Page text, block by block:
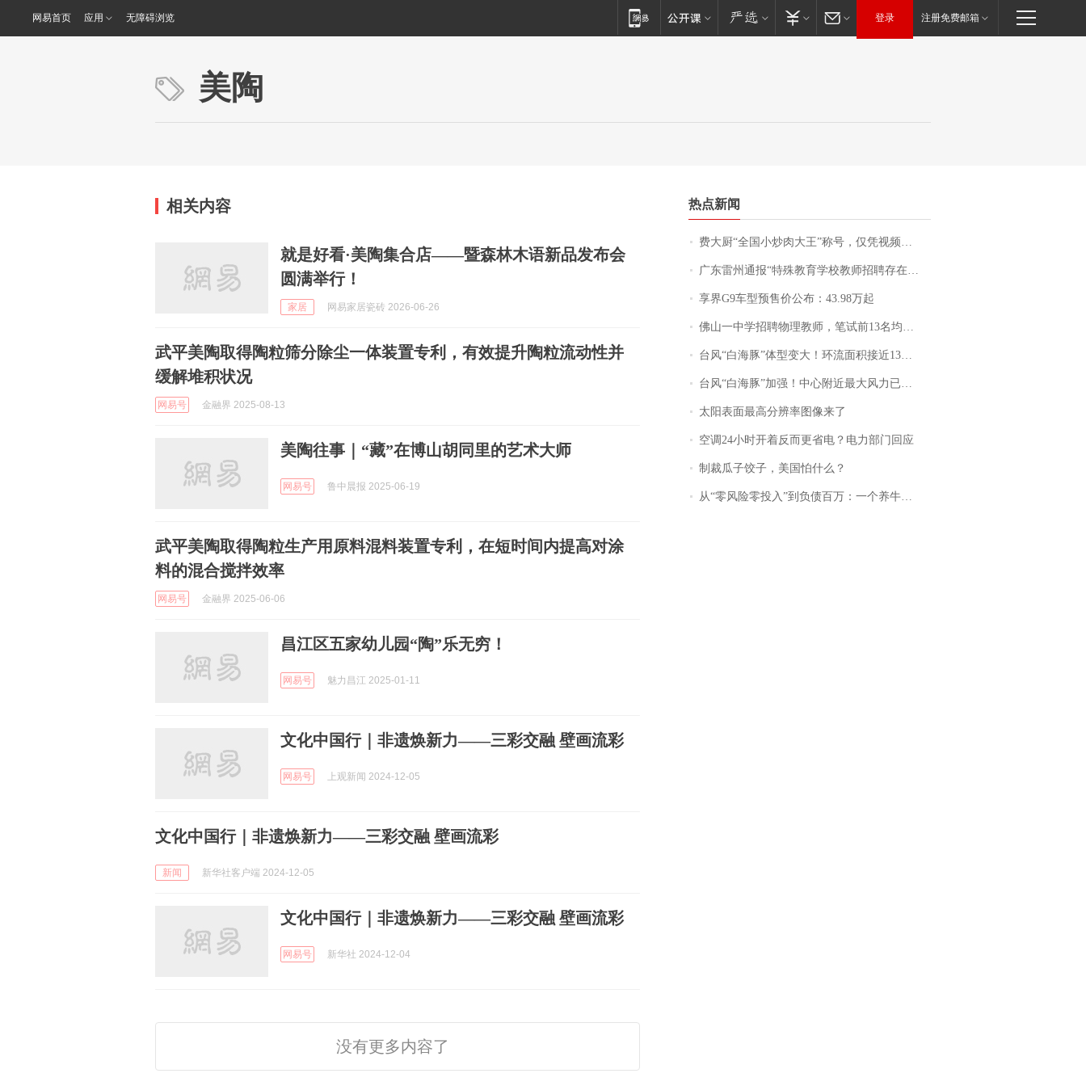
网易首页 应用 无障碍浏览 登录 注册免费邮箱
美陶
相关内容
就是好看·美陶集合店——暨森林木语新品发布会
圆满举行！
家居 网易家居瓷砖 2026-06-26
武平美陶取得陶粒筛分除尘一体装置专利，有效提升陶粒流动性并
缓解堆积状况
网易号 金融界 2025-08-13
美陶往事｜“藏”在博山胡同里的艺术大师
网易号 鲁中晨报 2025-06-19
武平美陶取得陶粒生产用原料混料装置专利，在短时间内提高对涂
料的混合搅拌效率
网易号 金融界 2025-06-06
昌江区五家幼儿园“陶”乐无穷！
网易号 魅力昌江 2025-01-11
文化中国行｜非遗焕新力——三彩交融 壁画流彩
网易号 上观新闻 2024-12-05
文化中国行｜非遗焕新力——三彩交融 壁画流彩
新闻 新华社客户端 2024-12-05
文化中国行｜非遗焕新力——三彩交融 壁画流彩
网易号 新华社 2024-12-04
没有更多内容了
热点新闻
费大厨“全国小炒肉大王”称号，仅凭视频评出？中国烹饪协会回应
广东雷州通报“特殊教育学校教师招聘存在违规行为”：已启动问责程序 副校长被停职
享界G9车型预售价公布：43.98万起
佛山一中学招聘物理教师，笔试前13名均遭淘汰？教育局：已叫停招聘，成立调查组全面核查
台风“白海豚”体型变大！环流面积接近13个浙江那么大
台风“白海豚”加强！中心附近最大风力已达15级 最新研判
太阳表面最高分辨率图像来了
空调24小时开着反而更省电？电力部门回应
制裁瓜子饺子，美国怕什么？
从“零风险零投入”到负债百万：一个养牛项目崩盘后，谁该为农户的贷款买单丨红星调查